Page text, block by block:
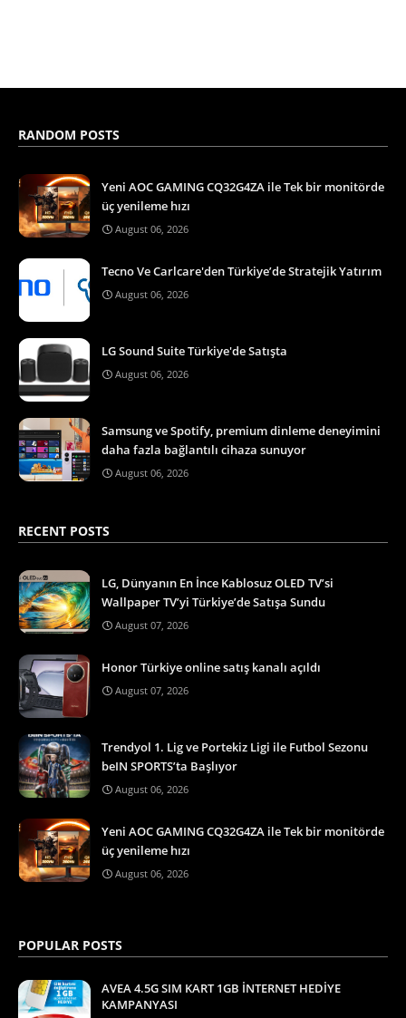
RANDOM POSTS
Yeni AOC GAMING CQ32G4ZA ile Tek bir monitörde
üç yenileme hızı
August 06, 2026
Tecno Ve Carlcare'den Türkiye’de Stratejik Yatırım
August 06, 2026
LG Sound Suite Türkiye'de Satışta
August 06, 2026
Samsung ve Spotify, premium dinleme deneyimini
daha fazla bağlantılı cihaza sunuyor
August 06, 2026
RECENT POSTS
LG, Dünyanın En İnce Kablosuz OLED TV’si
Wallpaper TV’yi Türkiye’de Satışa Sundu
August 07, 2026
Honor Türkiye online satış kanalı açıldı
August 07, 2026
Trendyol 1. Lig ve Portekiz Ligi ile Futbol Sezonu
beIN SPORTS’ta Başlıyor
August 06, 2026
Yeni AOC GAMING CQ32G4ZA ile Tek bir monitörde
üç yenileme hızı
August 06, 2026
POPULAR POSTS
AVEA 4.5G SIM KART 1GB İNTERNET HEDİYE
KAMPANYASI